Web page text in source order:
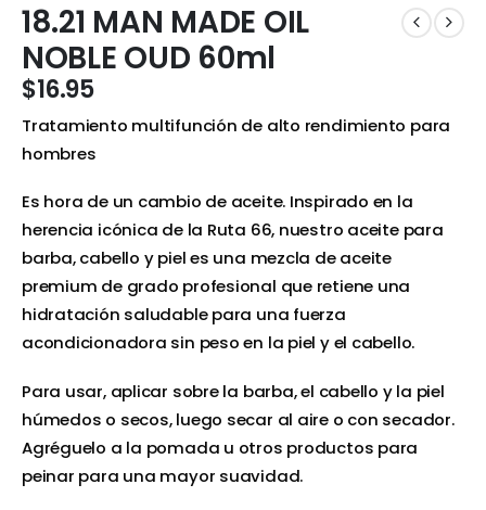
18.21 MAN MADE OIL
NOBLE OUD 60ml
$16.95
Tratamiento multifunción de alto rendimiento para
hombres
Es hora de un cambio de aceite. Inspirado en la
herencia icónica de la Ruta 66, nuestro aceite para
barba, cabello y piel es una mezcla de aceite
premium de grado profesional que retiene una
hidratación saludable para una fuerza
acondicionadora sin peso en la piel y el cabello.
Para usar, aplicar sobre la barba, el cabello y la piel
húmedos o secos, luego secar al aire o con secador.
Agréguelo a la pomada u otros productos para
peinar para una mayor suavidad.